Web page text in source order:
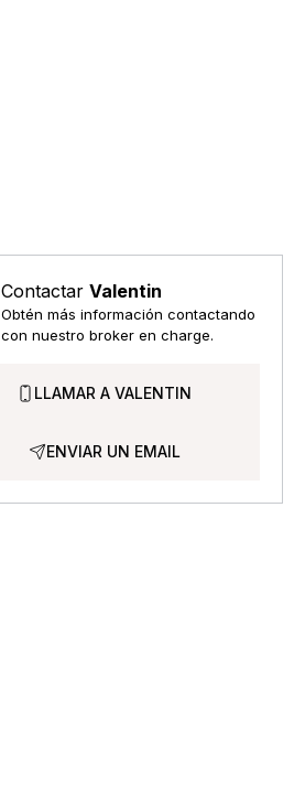
Contactar Valentin
Obtén más información contactando
con nuestro broker en charge.
LLAMAR A VALENTIN
ENVIAR UN EMAIL